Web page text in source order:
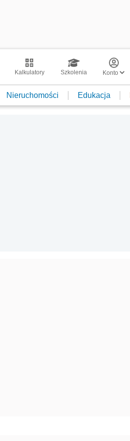
Kalkulatory Szkolenia Konto
Nieruchomości Edukacja